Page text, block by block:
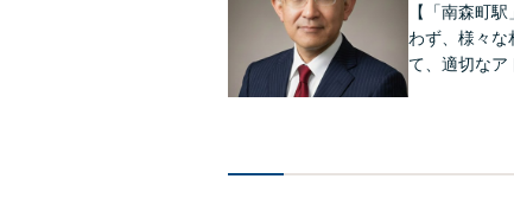
【「南森町
わず、様々な
て、適切なア